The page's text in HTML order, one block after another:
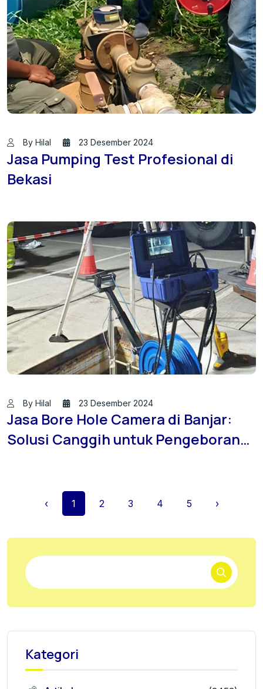
By Hilal 23 Desember 2024
Jasa Pumping Test Profesional di
Bekasi
By Hilal 23 Desember 2024
Jasa Bore Hole Camera di Banjar:
Solusi Canggih untuk Pengeboran
‹ 1 2 3 4 5 ›
Kategori